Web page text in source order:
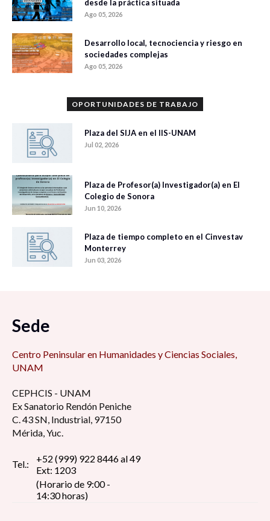
desde la práctica situada
Ago 05, 2026
Desarrollo local, tecnociencia y riesgo en
sociedades complejas
Ago 05, 2026
OPORTUNIDADES DE TRABAJO
Plaza del SIJA en el IIS-UNAM
Jul 02, 2026
Plaza de Profesor(a) Investigador(a) en El
Colegio de Sonora
Jun 10, 2026
Plaza de tiempo completo en el Cinvestav
Monterrey
Jun 03, 2026
Sede
Centro Peninsular en Humanidades y Ciencias Sociales,
UNAM
CEPHCIS - UNAM
Ex Sanatorio Rendón Peniche
C. 43 SN, Industrial, 97150
Mérida, Yuc.
Tel.:
+52 (999) 922 8446 al 49
Ext: 1203
(Horario de 9:00 -
14:30 horas)